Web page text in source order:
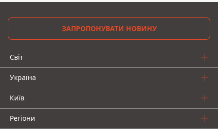
ЗАПРОПОНУВАТИ НОВИНУ
Світ
Україна
Київ
Регіони